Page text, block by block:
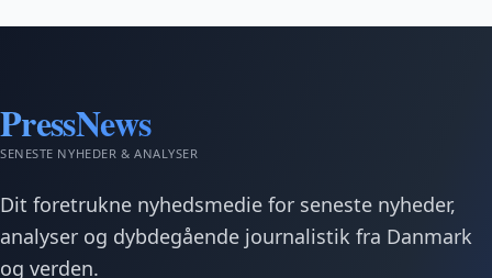
PressNews
SENESTE NYHEDER & ANALYSER
Dit foretrukne nyhedsmedie for seneste nyheder,
analyser og dybdegående journalistik fra Danmark
og verden.